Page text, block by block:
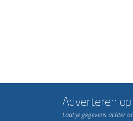
Adverteren
Laat je gegevens achter